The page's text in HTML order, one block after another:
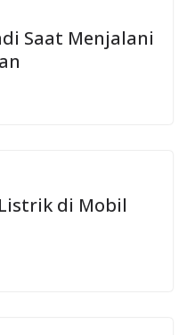
Saat Menjalani
di Mobil